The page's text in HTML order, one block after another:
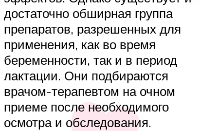
достаточно обширная группа
препаратов, разрешенных для
применения, как во время
беременности, так и в период
лактации. Они подбираются
врачом-терапевтом на очном
приеме после необходимого
осмотра и обследования.